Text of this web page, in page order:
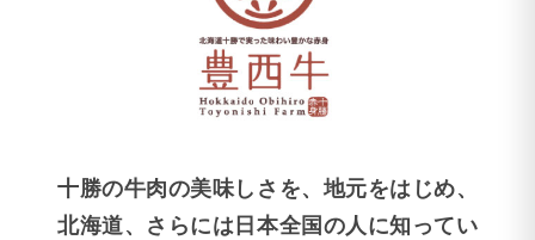
十勝の牛肉の美味しさを、地元をはじめ、
北海道、さらには日本全国の人に知ってい